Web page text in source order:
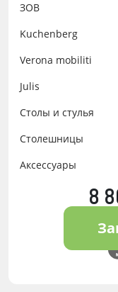
ЗОВ
Kuchenberg
Verona mobiliti
Julis
Столы и стулья
Столешницы
Аксессуары
8